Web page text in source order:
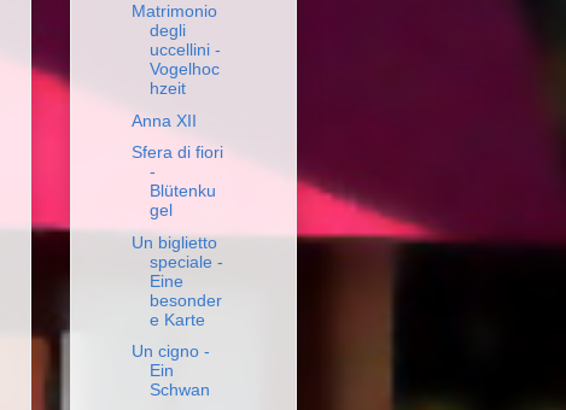
Matrimonio
degli
uccellini -
Vogelhoc
hzeit
Anna XII
Sfera di fiori
-
Blütenku
gel
Un biglietto
speciale -
Eine
besonder
e Karte
Un cigno -
Ein
Schwan